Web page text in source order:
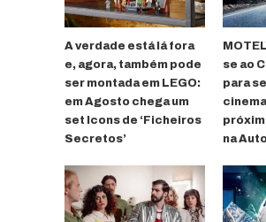
A verdade está lá fora
e, agora, também pode
ser montada em LEGO:
em Agosto chega um
set Icons de ‘Ficheiros
Secretos’
se ao
para
na